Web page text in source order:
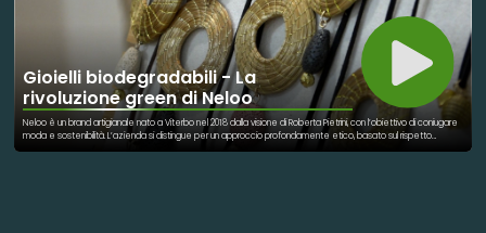
Gioielli biodegradabili - La
rivoluzione green di Neloo
Neloo è un brand artigianale nato a Viterbo nel 2018 dalla visione di Roberta Pietrini, con l’obiettivo di coniugare
moda e sostenibilità. L’azienda si distingue per un approccio profondamente etico, basato sul rispetto
dell’ambiente, sull’economia circolare e sull’utilizzo di materiali naturali selezionati con cura. Al centro del